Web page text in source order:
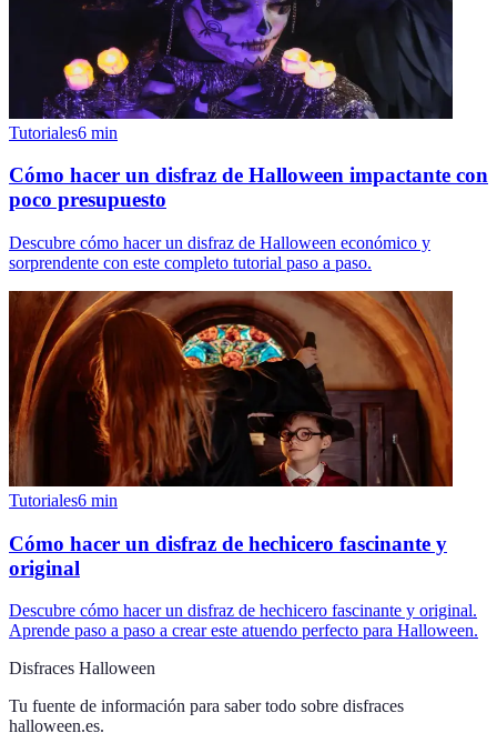
Tutoriales6 min
Cómo hacer un disfraz de Halloween impactante con
poco presupuesto
Descubre cómo hacer un disfraz de Halloween económico y
sorprendente con este completo tutorial paso a paso.
Tutoriales6 min
Cómo hacer un disfraz de hechicero fascinante y
original
Descubre cómo hacer un disfraz de hechicero fascinante y original.
Aprende paso a paso a crear este atuendo perfecto para Halloween.
Disfraces Halloween
Tu fuente de información para saber todo sobre disfraces
halloween.es.